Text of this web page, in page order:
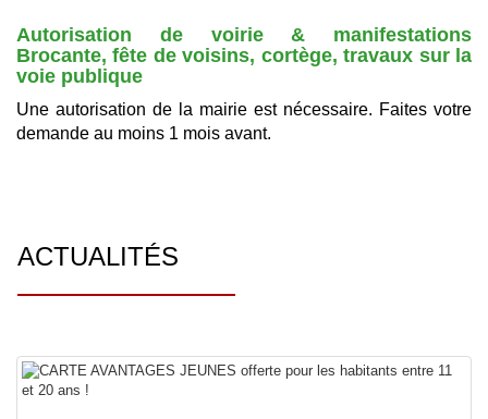
Autorisation de voirie & manifestations
Brocante, fête de voisins, cortège, travaux sur la
voie publique
Une autorisation de la mairie est nécessaire. Faites votre
demande au moins 1 mois avant.
ACTUALITÉS